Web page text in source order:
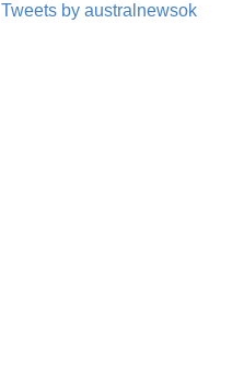
Tweets by australnewsok